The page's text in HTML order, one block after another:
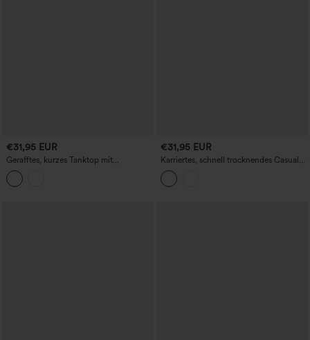
€31,95 EUR
Gerafftes, kurzes Tanktop mit
quadratischem Ausschnitt – lässig
€31,95 EUR
Karriertes, schnell trocknendes Casual-
Tanktop mit quadratischem Ausschnitt
und Bindeband am Rücken